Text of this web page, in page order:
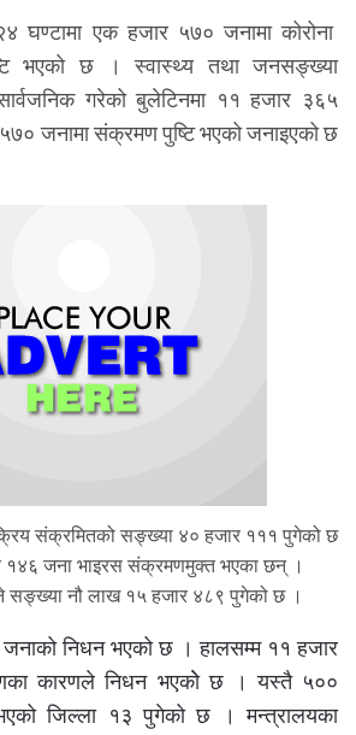
घण्टामा एक हजार ५७० जनामा कोरोना
भएको छ । स्वास्थ्य तथा जनसङ्ख्या
गरेको बुलेटिनमा ११ हजार ३६५
५७० जनामा संक्रमण पुष्टि भएको जनाइएको छ
संक्रमितको सङ्ख्या ४० हजार १११ पुगेको छ
१४६ जना भाइरस संक्रमणमुक्त भएका छन् ।
नौ लाख १५ हजार ४८९ पुगेको छ ।
निधन भएको छ । हालसम्म ११ हजार
कारणले निधन भएकोे छ । यस्तै ५००
जिल्ला १३ पुगेको छ । मन्त्रालयका